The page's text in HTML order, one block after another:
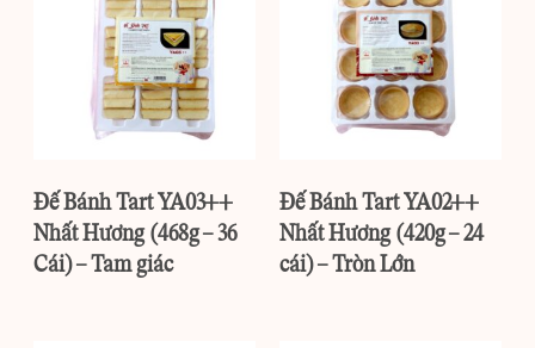
Đế Bánh Tart YA03++
Nhất Hương (468g – 36
Cái) – Tam giác
Đế Bánh Tart YA02++
Nhất Hương (420g – 24
cái) – Tròn Lớn